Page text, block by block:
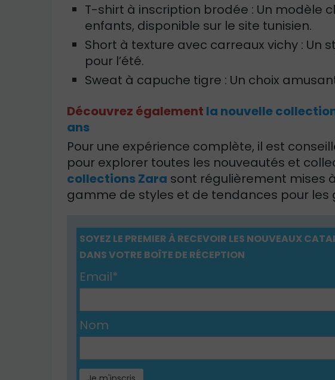
T-shirt à inscription brodée : Un modèle
enfants, disponible sur le site tunisien.
Short à texture avec carreaux vichy : Un
pour l’été.
Sweat à capuche tigre : Un choix
Découvrez également la nouvelle
ans
Pour une expérience complète, il est
pour explorer toutes les nouveautés et
collections Zara sont régulièrement mises
gamme de styles et de tendances pour les
SOYEZ LE PREMIER À RECEVOIR LES NOUVEAUX
DANS VOTRE BOÎTE DE RÉCEPTION
Email*
Nom